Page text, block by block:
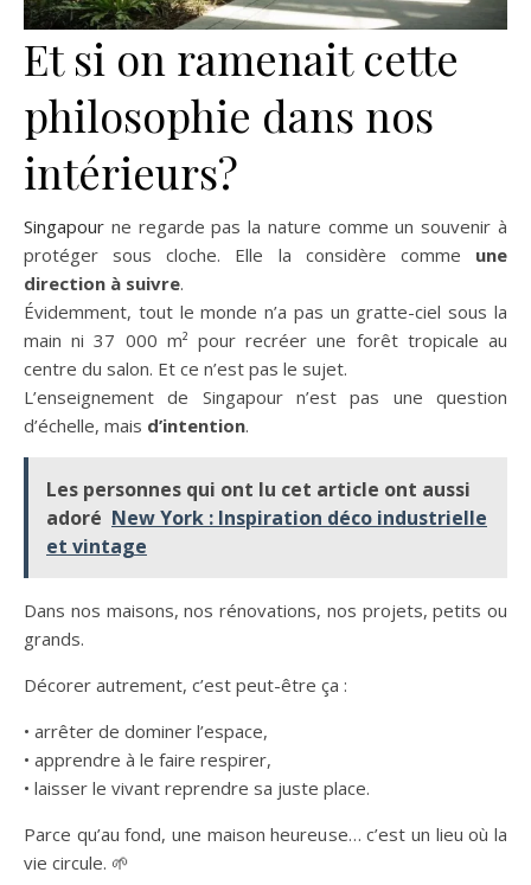
Et si on ramenait cette
philosophie dans nos
intérieurs?
Singapour ne regarde pas la nature comme un souvenir à
protéger sous cloche. Elle la considère comme une
direction à suivre.
Évidemment, tout le monde n’a pas un gratte-ciel sous la
main ni 37 000 m² pour recréer une forêt tropicale au
centre du salon. Et ce n’est pas le sujet.
L’enseignement de Singapour n’est pas une question
d’échelle, mais d’intention.
Les personnes qui ont lu cet article ont aussi
adoré New York : Inspiration déco industrielle
et vintage
Dans nos maisons, nos rénovations, nos projets, petits ou
grands.
Décorer autrement, c’est peut-être ça :
• arrêter de dominer l’espace,
• apprendre à le faire respirer,
• laisser le vivant reprendre sa juste place.
Parce qu’au fond, une maison heureuse… c’est un lieu où la
vie circule. 🌱